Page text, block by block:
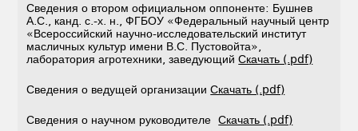
Сведения о втором официальном оппоненте: Бушнев
А.С., канд. с.-х. н., ФГБОУ «Федеральный научный центр
«Всероссийский научно-исследовательский институт
масличных культур имени В.С. Пустовойта»,
лаборатория агротехники, заведующийСкачать (.pdf)
Сведения о ведущей организацииСкачать (.pdf)
Сведения о научном руководителеСкачать (.pdf)